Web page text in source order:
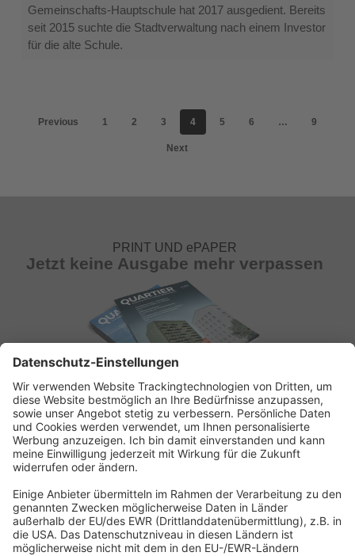
Gemeinschafts-Hauptschule hat 2017 ausgedient. Bereits
seit 2015 suchte die Stadtverwaltung nach einem Investor
für die alte Schule.
Previous 1 2 3 4 5 6 … 9
Next
PRINT UND ePAPER
Jetzt keine Ausgabe mehr verpassen
ABONNEMENT ANFORDERN
Kostenloses Probeheft anfordern